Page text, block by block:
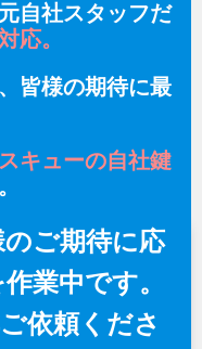
自社スタッフだ
応。
皆様の期待に最
キューの自社鍵
のご期待に応
業中です。
依頼くださ